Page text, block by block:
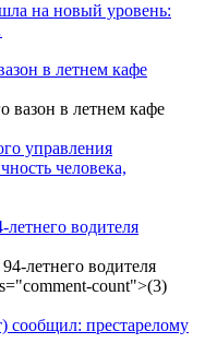
на новый уровень:
в летнем кафе
управления
человека,
водителя
сообщил: престарелому